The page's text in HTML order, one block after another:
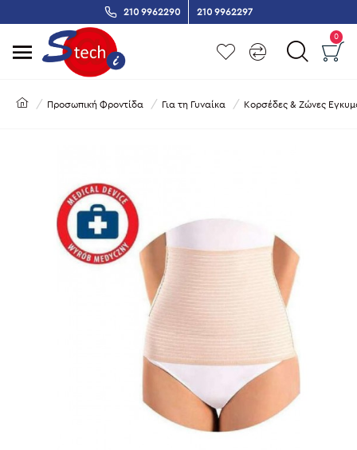
210 9962290 210 9962297
0
Προσωπική Φροντίδα Για τη Γυναίκα Κορσέδες & Ζώνες